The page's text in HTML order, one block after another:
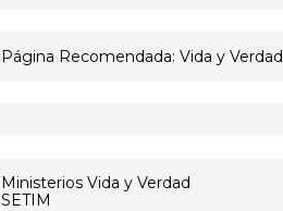
Página Recomendada: Vida y Verdad
Ministerios Vida y Verdad
SETIM